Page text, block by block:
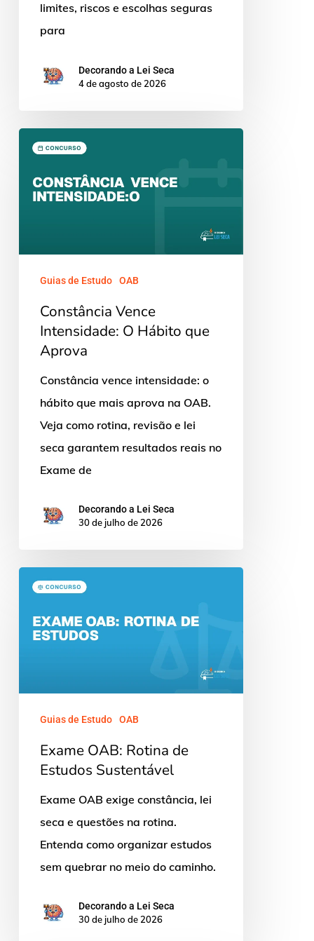
limites, riscos e escolhas seguras
para
Decorando a Lei Seca
4 de agosto de 2026
Constância
Intensidade:
AprovaGuias de Estudo OAB
Constância Vence
Intensidade: O Hábito que
Aprova
Constância vence intensidade: o
hábito que mais aprova na OAB.
Veja como rotina, revisão e lei
seca garantem resultados reais no
Exame de
Decorando a Lei Seca
30 de julho de 2026
Exame
Rotina
Guias de Estudo OAB
Exame OAB: Rotina de
Estudos Sustentável
Exame OAB exige constância, lei
seca e questões na rotina.
Entenda como organizar estudos
sem quebrar no meio do caminho.
Decorando a Lei Seca
30 de julho de 2026